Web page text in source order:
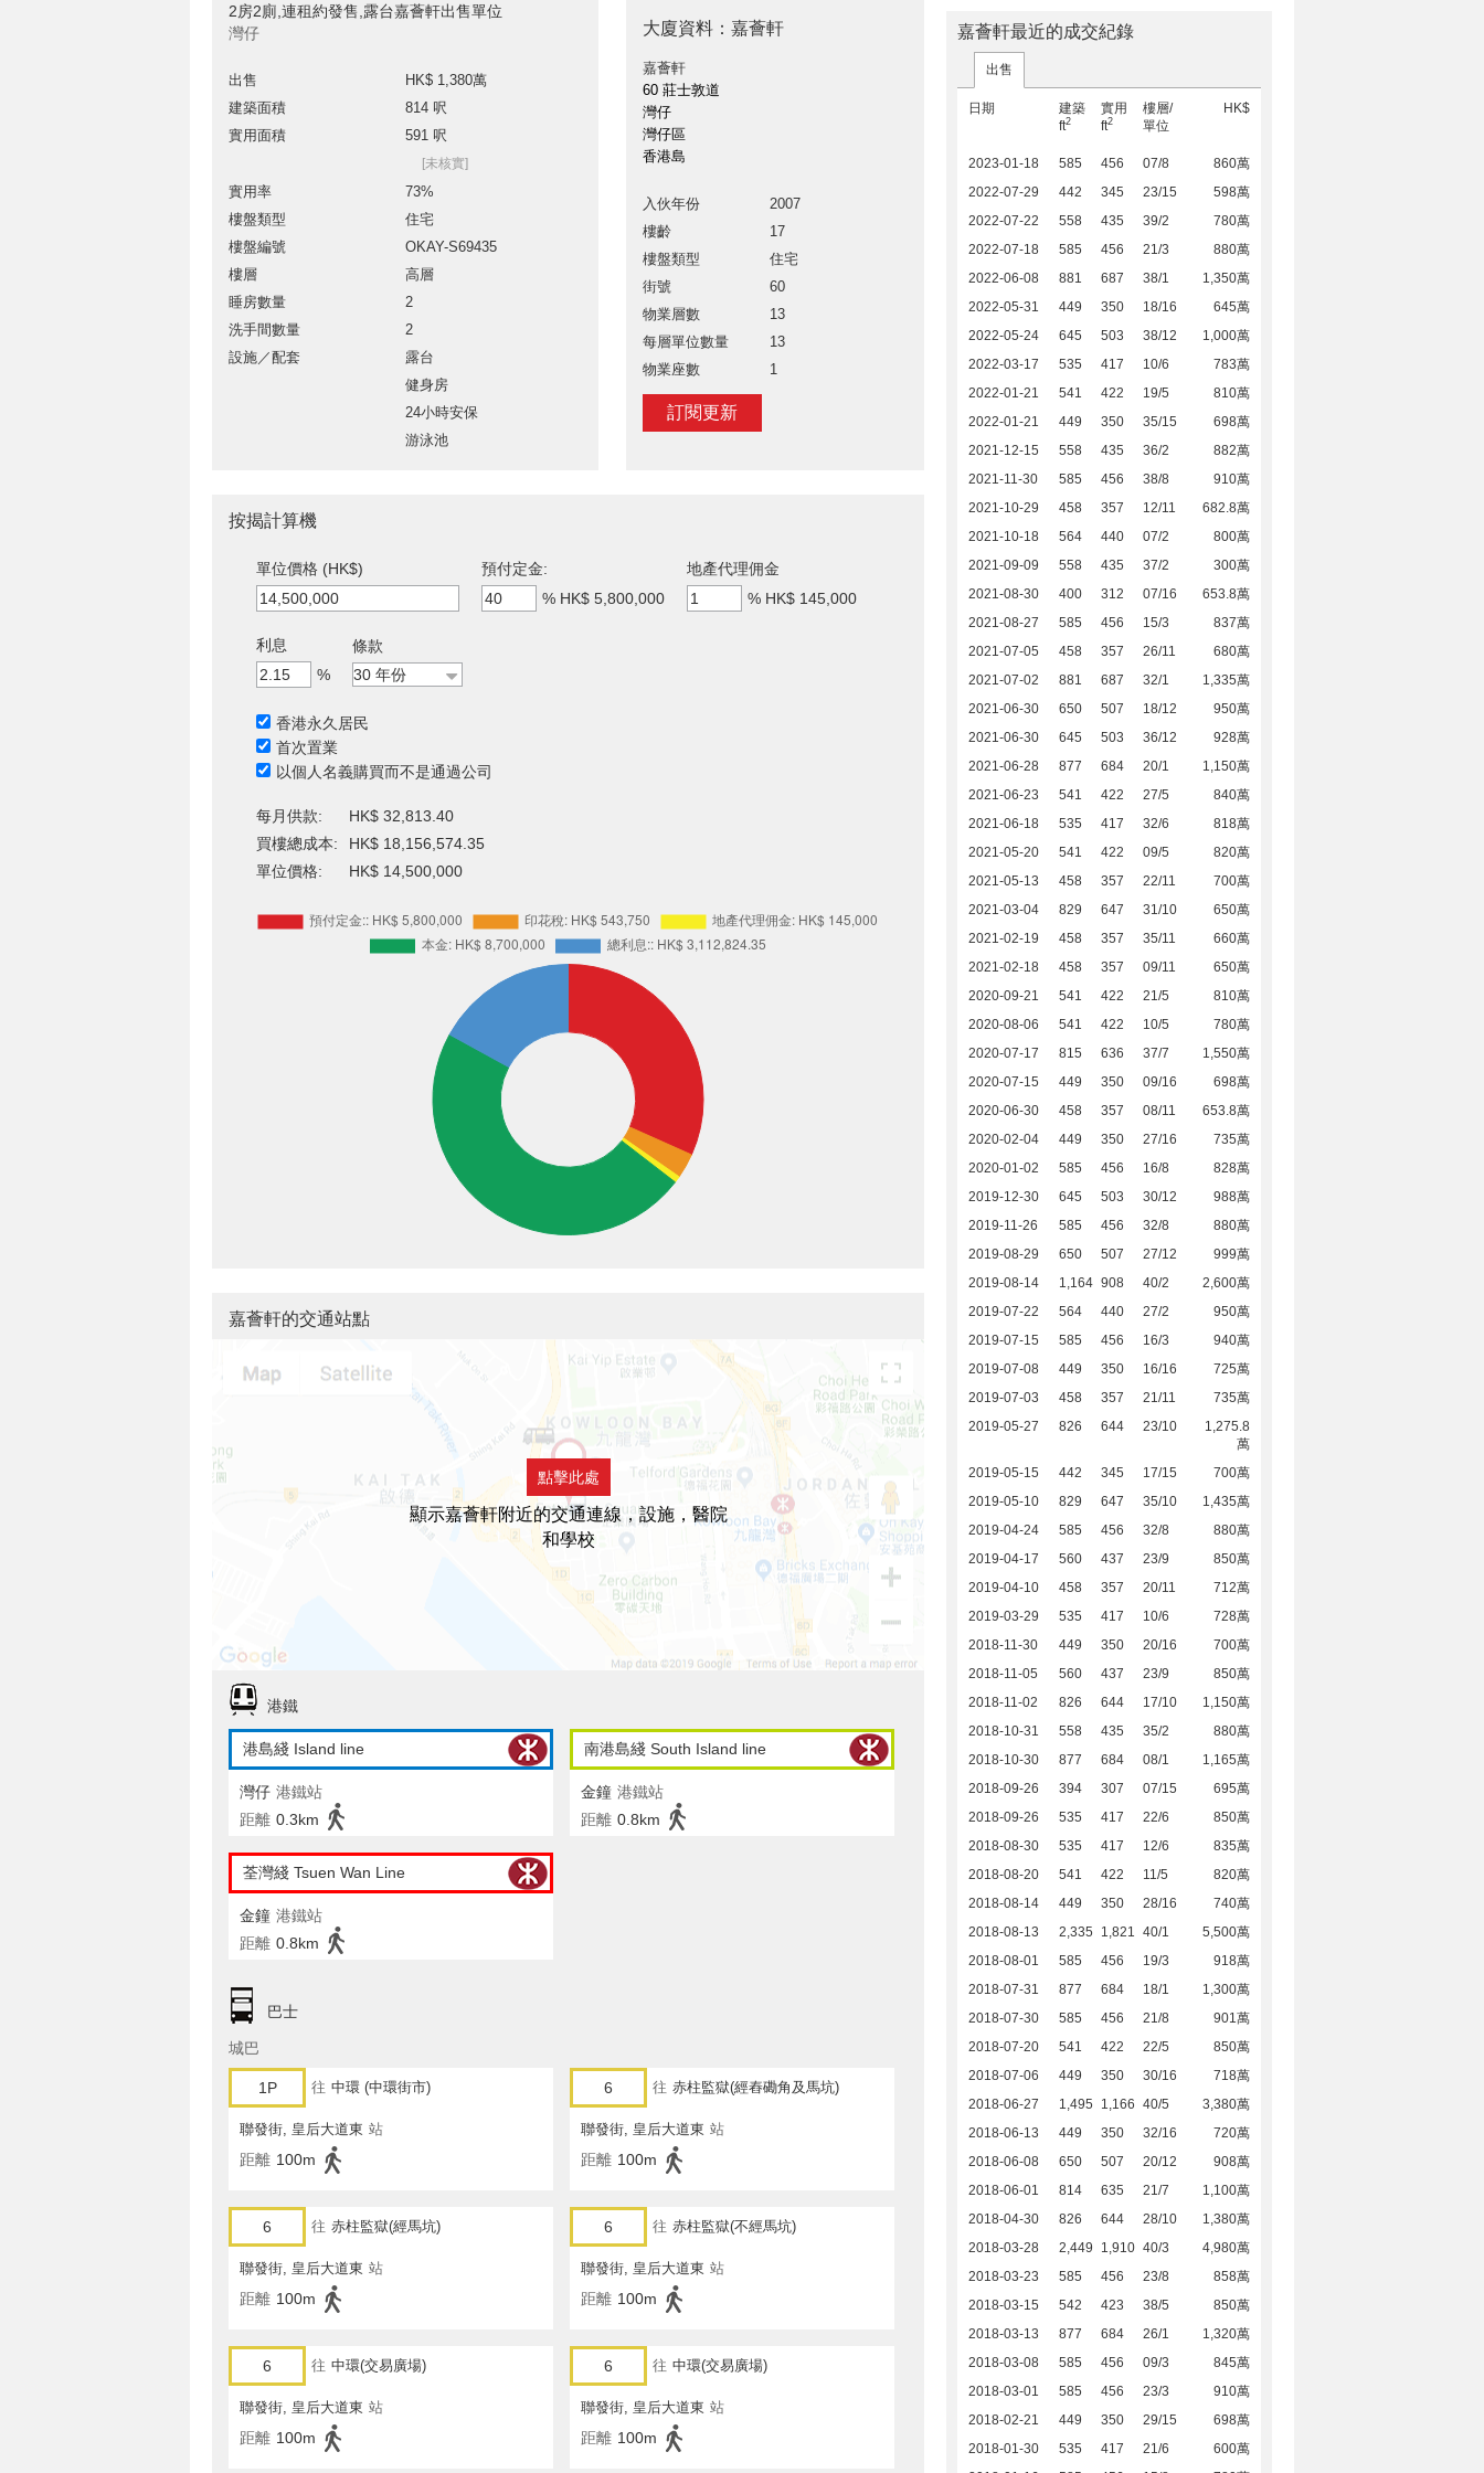
2房2廁,連租約發售,露台嘉薈軒出售單位
灣仔
出售
HK$ 1,380萬
建築面積
814 呎
實用面積
591 呎
[未核實]
實用率
73%
樓盤類型
住宅
樓盤編號
OKAY-S69435
樓層
高層
睡房數量
2
洗手間數量
2
設施／配套
露台
健身房
24小時安保
游泳池
大廈資料：嘉薈軒
嘉薈軒
60 莊士敦道
灣仔
灣仔區
香港島
入伙年份
2007
樓齡
17
樓盤類型
住宅
街號
60
物業層數
13
每層單位數量
13
物業座數
1
訂閱更新
嘉薈軒最近的成交紀錄
出售
日期
建築
ft2
實用
ft2
樓層/
單位
HK$
2023-01-18 585 456 07/8
860萬
2022-07-29
442 345 23/15
598萬
2022-07-22
558 435 39/2
780萬
2022-07-18
585 456 21/3
880萬
2022-06-08
881 687 38/1
1,350萬
2022-05-31
449 350 18/16
645萬
2022-05-24
645 503 38/12
1,000萬
2022-03-17
535 417 10/6
783萬
2022-01-21
541 422 19/5
810萬
2022-01-21
449 350 35/15
698萬
2021-12-15
558 435 36/2
882萬
2021-11-30
585 456 38/8
910萬
2021-10-29
458 357 12/11
682.8萬
2021-10-18
564 440 07/2
800萬
2021-09-09
558 435 37/2
300萬
2021-08-30
400 312 07/16
653.8萬
2021-08-27
585 456 15/3
837萬
2021-07-05
458 357 26/11
680萬
2021-07-02
881 687 32/1
1,335萬
2021-06-30
650 507 18/12
950萬
2021-06-30
645 503 36/12
928萬
2021-06-28
877 684 20/1
1,150萬
2021-06-23
541 422 27/5
840萬
2021-06-18
535 417 32/6
818萬
2021-05-20
541 422 09/5
820萬
2021-05-13
458 357 22/11
700萬
2021-03-04
829 647 31/10
650萬
2021-02-19
458 357 35/11
660萬
2021-02-18
458 357 09/11
650萬
2020-09-21
541 422 21/5
810萬
2020-08-06
541 422 10/5
780萬
2020-07-17
815 636 37/7
1,550萬
2020-07-15
449 350 09/16
698萬
2020-06-30
458 357 08/11
653.8萬
2020-02-04
449 350 27/16
735萬
2020-01-02
585 456 16/8
828萬
2019-12-30
645 503 30/12
988萬
2019-11-26
585 456 32/8
880萬
2019-08-29
650 507 27/12
999萬
2019-08-14
1,164 908 40/2
2,600萬
2019-07-22
564 440 27/2
950萬
2019-07-15
585 456 16/3
940萬
2019-07-08
449 350 16/16
725萬
2019-07-03
458 357 21/11
735萬
2019-05-27
826 644 23/10
1,275.8
萬
2019-05-15
442 345 17/15
700萬
2019-05-10
829 647 35/10
1,435萬
2019-04-24
585 456 32/8
880萬
2019-04-17
560 437 23/9
850萬
2019-04-10
458 357 20/11
712萬
2019-03-29
535 417 10/6
728萬
2018-11-30
449 350 20/16
700萬
2018-11-05
560 437 23/9
850萬
2018-11-02
826 644 17/10
1,150萬
2018-10-31
558 435 35/2
880萬
2018-10-30
877 684 08/1
1,165萬
2018-09-26
394 307 07/15
695萬
2018-09-26
535 417 22/6
850萬
2018-08-30
535 417 12/6
835萬
2018-08-20
541 422 11/5
820萬
2018-08-14
449 350 28/16
740萬
2018-08-13
2,335 1,821 40/1
5,500萬
2018-08-01
585 456 19/3
918萬
2018-07-31
877 684 18/1
1,300萬
2018-07-30
585 456 21/8
901萬
2018-07-20
541 422 22/5
850萬
2018-07-06
449 350 30/16
718萬
2018-06-27
1,495 1,166 40/5
3,380萬
2018-06-13
449 350 32/16
720萬
2018-06-08
650 507 20/12
908萬
2018-06-01
814 635 21/7
1,100萬
2018-04-30
826 644 28/10
1,380萬
2018-03-28
2,449 1,910 40/3
4,980萬
2018-03-23
585 456 23/8
858萬
2018-03-15
542 423 38/5
850萬
2018-03-13
877 684 26/1
1,320萬
2018-03-08
585 456 09/3
845萬
2018-03-01
585 456 23/3
910萬
2018-02-21
449 350 29/15
698萬
2018-01-30
535 417 21/6
600萬
按揭計算機
單位價格 (HK$)
預付定金:
% HK$ 5,800,000
地產代理佣金
% HK$ 145,000
利息
%
條款
香港永久居民
首次置業
以個人名義購買而不是通過公司
每月供款:
HK$ 32,813.40
買樓總成本:
HK$ 18,156,574.35
單位價格:
HK$ 14,500,000
嘉薈軒的交通站點
點擊此處
顯示嘉薈軒附近的交通連線，設施，醫院
和學校
港鐵
港島綫 Island line
灣仔 港鐵站
距離 0.3km
南港島綫 South Island line
金鐘 港鐵站
距離 0.8km
荃灣綫 Tsuen Wan Line
金鐘 港鐵站
距離 0.8km
巴士
城巴
1P 往 中環 (中環街市)
聯發街, 皇后大道東 站
距離 100m
6 往 赤柱監獄(經舂磡角及馬坑)
聯發街, 皇后大道東 站
距離 100m
6 往 赤柱監獄(經馬坑)
聯發街, 皇后大道東 站
距離 100m
6 往 赤柱監獄(不經馬坑)
聯發街, 皇后大道東 站
距離 100m
6 往 中環(交易廣場)
聯發街, 皇后大道東 站
距離 100m
6 往 中環(交易廣場)
聯發街, 皇后大道東 站
距離 100m